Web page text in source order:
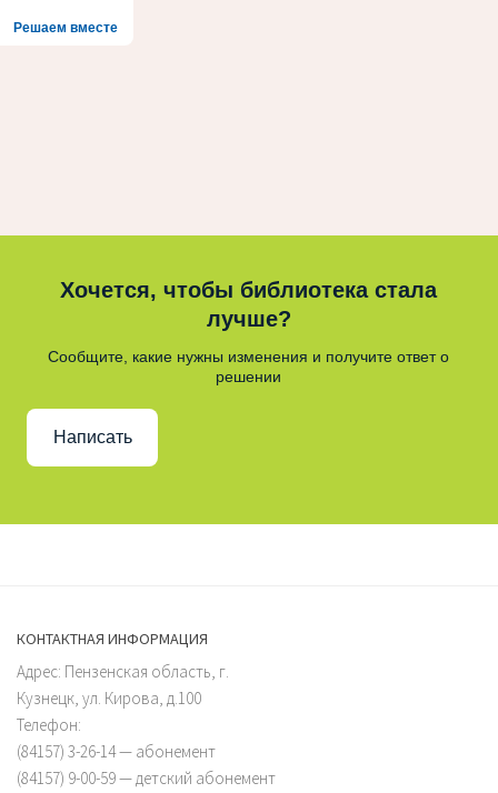
Решаем вместе
Хочется, чтобы библиотека стала
лучше?
Сообщите, какие нужны изменения и получите ответ о
решении
Написать
КОНТАКТНАЯ ИНФОРМАЦИЯ
Адрес: Пензенская область, г.
Кузнецк, ул. Кирова, д.100
Телефон:
(84157) 3-26-14 — абонемент
(84157) 9-00-59 — детский абонемент